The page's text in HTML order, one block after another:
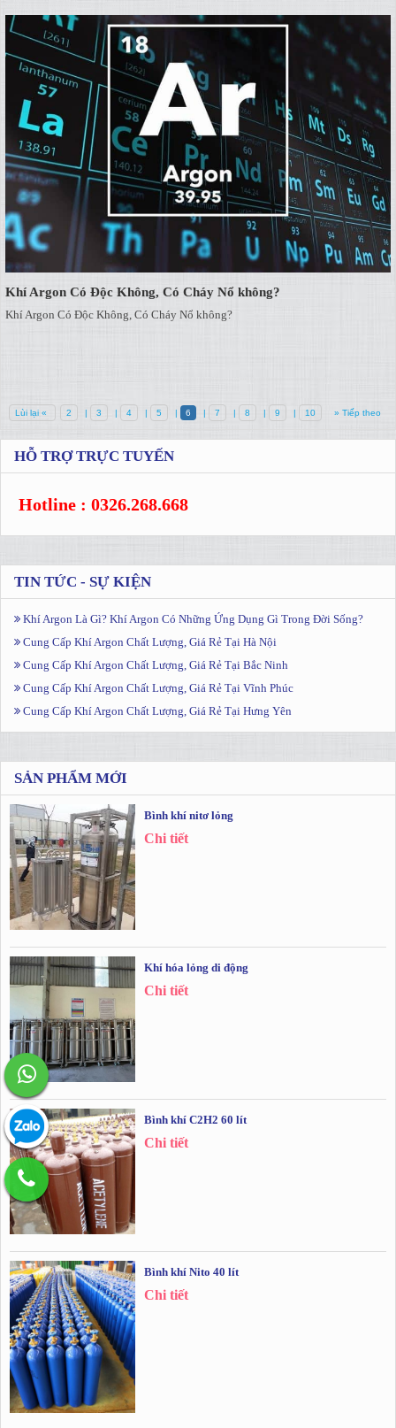
Khí Argon Có Độc Không, Có Cháy Nổ không?
Khí Argon Có Độc Không, Có Cháy Nổ không?
Lùi lại « 2 | 3 | 4 | 5 | 6 | 7 | 8 | 9 | 10 » Tiếp theo
HỖ TRỢ TRỰC TUYẾN
Hotline : 0326.268.668
TIN TỨC - SỰ KIỆN
Khí Argon Là Gì? Khí Argon Có Những Ứng Dụng Gì Trong Đời Sống?
Cung Cấp Khí Argon Chất Lượng, Giá Rẻ Tại Hà Nội
Cung Cấp Khí Argon Chất Lượng, Giá Rẻ Tại Bắc Ninh
Cung Cấp Khí Argon Chất Lượng, Giá Rẻ Tại Vĩnh Phúc
Cung Cấp Khí Argon Chất Lượng, Giá Rẻ Tại Hưng Yên
SẢN PHẨM MỚI
Bình khí nitơ lỏng
Chi tiết
Khí hóa lỏng di động
Chi tiết
Bình khí C2H2 60 lít
Chi tiết
Bình khí Nito 40 lít
Chi tiết